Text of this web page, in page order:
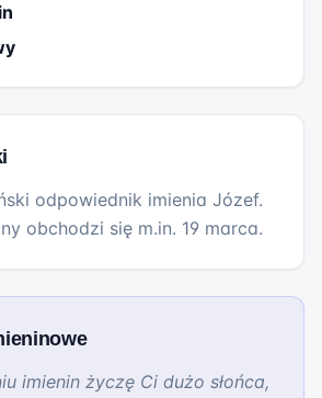
odpowiednik imienia Józef.
obchodzi się m.in. 19 marca.
imienin życzę Ci dużo słońca,